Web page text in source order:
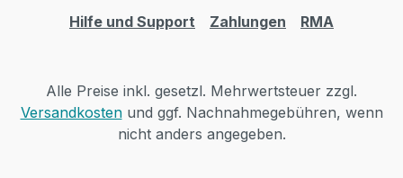
Hilfe und Support Zahlungen RMA
Alle Preise inkl. gesetzl. Mehrwertsteuer zzgl.
Versandkostenund ggf. Nachnahmegebühren, wenn
nicht anders angegeben.